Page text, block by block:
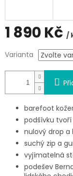
1 890 Kč /
cena:
Varianta
barefoot
podšívku
nulový drop a
suchý zip a
vyjímatelná
podešev